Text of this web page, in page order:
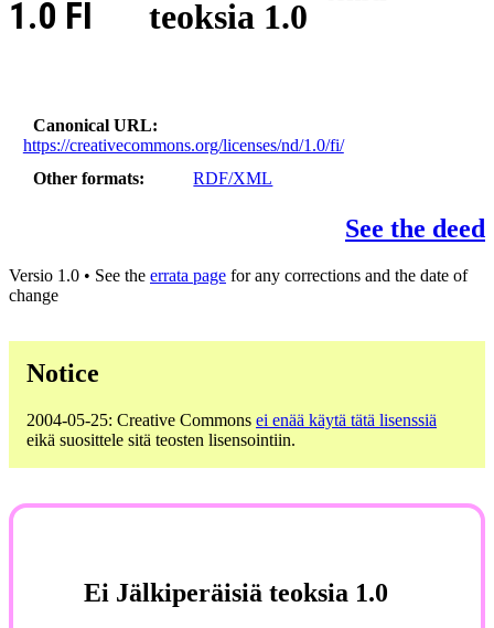
teoksia 1.0
1.0 FI
Canonical URL
https://creativecommons.org/licenses/nd/1.0/fi/
Other formats
RDF/XML
See the deed
Versio 1.0 • See the errata page for any corrections and the date of
change
Notice
2004-05-25: Creative Commons ei enää käytä tätä lisenssiä
eikä suosittele sitä teosten lisensointiin.
Ei Jälkiperäisiä teoksia 1.0